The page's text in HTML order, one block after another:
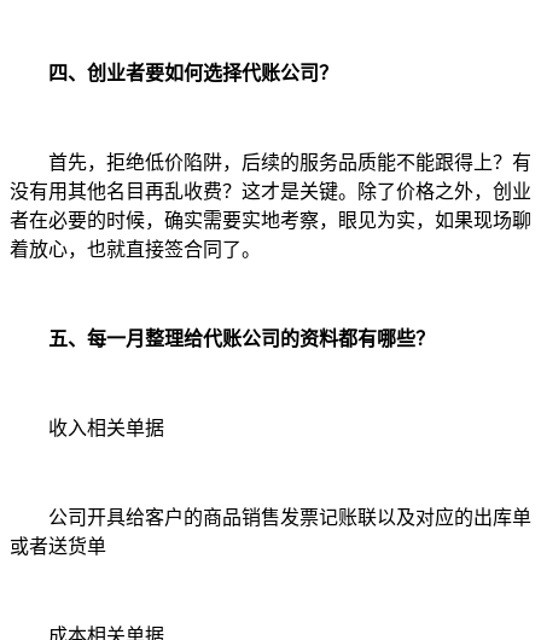
四、创业者要如何选择代账公司？
首先，拒绝低价陷阱，后续的服务品质能不能跟得上？有
没有用其他名目再乱收费？这才是关键。除了价格之外，创业
者在必要的时候，确实需要实地考察，眼见为实，如果现场聊
着放心，也就直接签合同了。
五、每一月整理给代账公司的资料都有哪些？
收入相关单据
公司开具给客户的商品销售发票记账联以及对应的出库单
或者送货单
成本相关单据